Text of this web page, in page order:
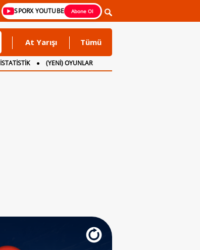
SPORX YOUTUBE Abone Ol
At Yarışı Tümü
İSTATİSTİK
(YENİ) OYUNLAR